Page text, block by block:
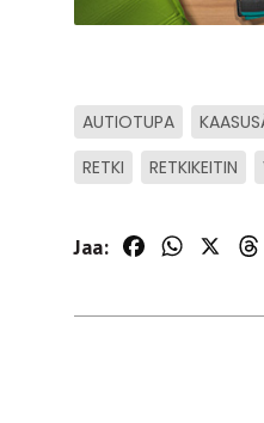
AUTIOTUPA
RETKI
RETKIKEITIN
Jaa: FacebookWhatsApp